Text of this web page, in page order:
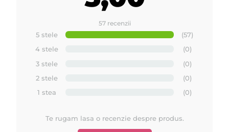
57 recenzii
5 stele
(57)
4 stele
(0)
3 stele
(0)
2 stele
(0)
1 stea
(0)
Te rugam lasa o recenzie despre produs.